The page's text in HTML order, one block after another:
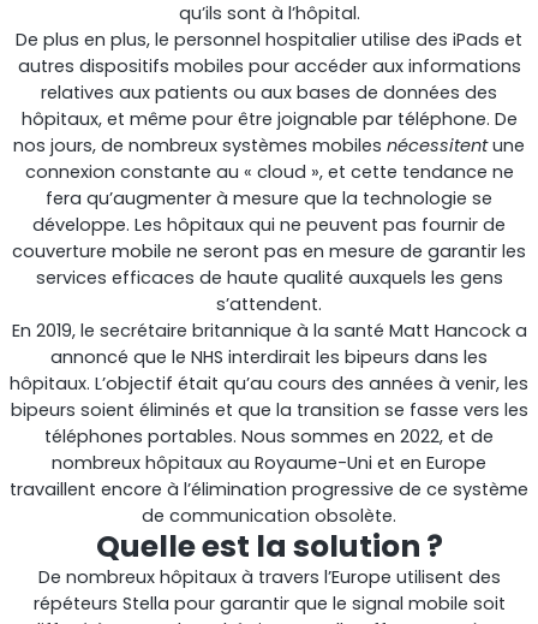
Moniteur de bruit du signal de liaison montante.
Octo Repeater
Royaume-Uni et Irlande. Répéteur commercial
qu’ils sont à l’hôpital.
De plus en plus, le personnel hospitalier utilise des iPads et
autres dispositifs mobiles pour accéder aux informations
relatives aux patients ou aux bases de données des
hôpitaux, et même pour être joignable par téléphone. De
nos jours, de nombreux systèmes mobiles nécessitentune
connexion constante au « cloud », et cette tendance ne
fera qu’augmenter à mesure que la technologie se
développe. Les hôpitaux qui ne peuvent pas fournir de
couverture mobile ne seront pas en mesure de garantir les
services efficaces de haute qualité auxquels les gens
s’attendent.
En 2019, le secrétaire britannique à la santé Matt Hancock a
annoncé que le NHS interdirait les bipeurs dans les
hôpitaux. L’objectif était qu’au cours des années à venir, les
bipeurs soient éliminés et que la transition se fasse vers les
téléphones portables. Nous sommes en 2022, et de
nombreux hôpitaux au Royaume-Uni et en Europe
travaillent encore à l’élimination progressive de ce système
de communication obsolète.
Quelle est la solution ?
De nombreux hôpitaux à travers l’Europe utilisent des
répéteurs Stella pour garantir que le signal mobile soit